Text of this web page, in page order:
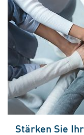
Stärken Sie